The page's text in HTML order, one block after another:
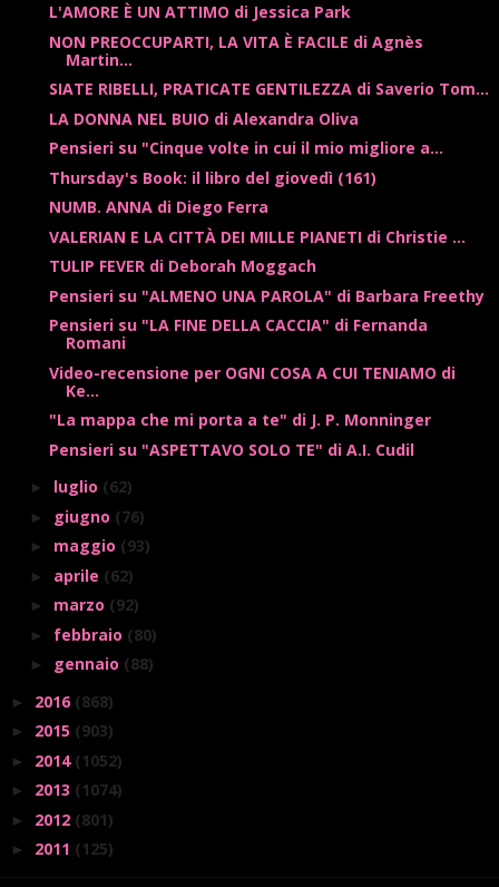
L'AMORE È UN ATTIMO di Jessica Park
NON PREOCCUPARTI, LA VITA È FACILE di Agnès
Martin...
SIATE RIBELLI, PRATICATE GENTILEZZA di Saverio Tom...
LA DONNA NEL BUIO di Alexandra Oliva
Pensieri su "Cinque volte in cui il mio migliore a...
Thursday's Book: il libro del giovedì (161)
NUMB. ANNA di Diego Ferra
VALERIAN E LA CITTÀ DEI MILLE PIANETI di Christie ...
TULIP FEVER di Deborah Moggach
Pensieri su "ALMENO UNA PAROLA" di Barbara Freethy
Pensieri su "LA FINE DELLA CACCIA" di Fernanda
Romani
Video-recensione per OGNI COSA A CUI TENIAMO di
Ke...
"La mappa che mi porta a te" di J. P. Monninger
Pensieri su "ASPETTAVO SOLO TE" di A.I. Cudil
► luglio (62)
► giugno (76)
► maggio (93)
► aprile (62)
► marzo (92)
► febbraio (80)
► gennaio (88)
► 2016 (868)
► 2015 (903)
► 2014 (1052)
► 2013 (1074)
► 2012 (801)
► 2011 (125)